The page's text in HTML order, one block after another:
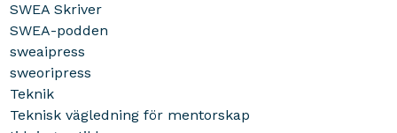
SWEA Skriver
SWEA-podden
sweaipress
sweoripress
Teknik
Teknisk vägledning för mentorskap